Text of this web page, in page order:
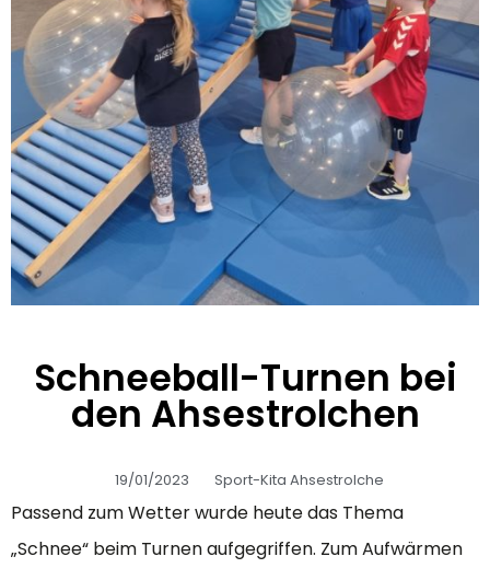
Schneeball-Turnen bei
den Ahsestrolchen
19/01/2023 Sport-Kita Ahsestrolche
Passend zum Wetter wurde heute das Thema
„Schnee“ beim Turnen aufgegriffen. Zum Aufwärmen